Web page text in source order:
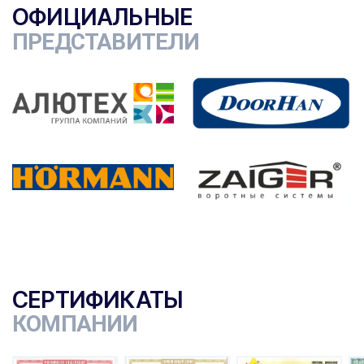
ОФИЦИАЛЬНЫЕ
ПРЕДСТАВИТЕЛИ
СЕРТИФИКАТЫ
КОМПАНИИ